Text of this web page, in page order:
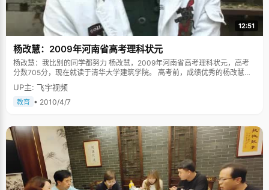
12:51
杨改慧：2009年河南省高考理科状元
杨改慧：我比别的同学都努力 杨改慧，2009年河南省高考理科状元，高考
分数705分，现在就读于清华大学建筑学院。 高考前，成绩优秀的杨改慧有
资格参加学校的保送生考试，虽然没争取北大的自主招生名额，但以她的成
绩保送一个很不错的重点大学完全没有问题。正在她犹豫不决参加哪所大学
考试时，班主任老师对她说，"如果高考能考上清华北大的话，就不要去考其
保送资格的时候，还是会后怕的，看到同班两个被保送的同学轻松学习，我
会想自己会不会连那些大学都考不上呢"，杨改慧说，"但是放弃了，就没有
退路了，只能放手一搏。" 人生总是在不断的选择中，每一条路都有不同的风
景和坎坷，有时候看起来平坦的不一定能有伟岸的阁楼，看似荆棘遍布雾气
弥漫的，最终却能豁然开朗，得见美景。懂得放弃才有所收获，这是杨改慧
拿到状元时候最大的感触。 严谨的家风，妈妈是个调和剂 杨改慧出生在一个
普通的农村家庭，在家里排行老二，有一个姐姐和一个弟弟。父亲文化程度
UP主: 飞宇视频
教育 • 2010/4/7